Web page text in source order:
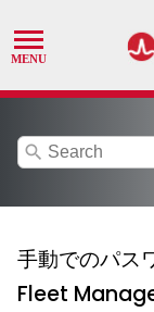
search
手動でのパス
Fleet